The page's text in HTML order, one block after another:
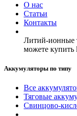
О нас
Статьи
Контакты
Литий-ионные
можете купить
Аккумуляторы по типу
Все
Тяговые
Свинцово-